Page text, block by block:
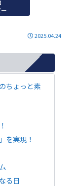
2025.04.24
ちょっと素
を実現！
る日